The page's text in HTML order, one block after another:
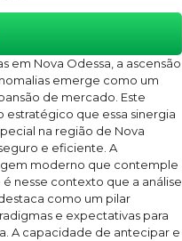
em Nova Odessa, a ascensão
emerge como um
de mercado. Este
que essa sinergia
na região de Nova
e eficiente. A
moderno que contemple
nesse contexto que a análise
como um pilar
e expectativas para
A capacidade de antecipar e